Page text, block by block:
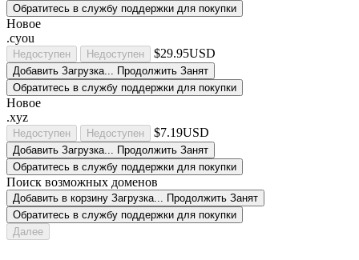
Обратитесь в службу поддержки для покупки
Новое
.cyou
Недоступен Недоступен $29.95USD
Добавить Загрузка... Продолжить Занят
Обратитесь в службу поддержки для покупки
Новое
.xyz
Недоступен Недоступен $7.19USD
Добавить Загрузка... Продолжить Занят
Обратитесь в службу поддержки для покупки
Поиск возможных доменов
Добавить в корзину Загрузка... Продолжить Занят
Обратитесь в службу поддержки для покупки
Далее